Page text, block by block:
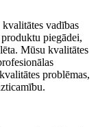
vadības
piegādei,
Mūsu kvalitātes
problēmas,